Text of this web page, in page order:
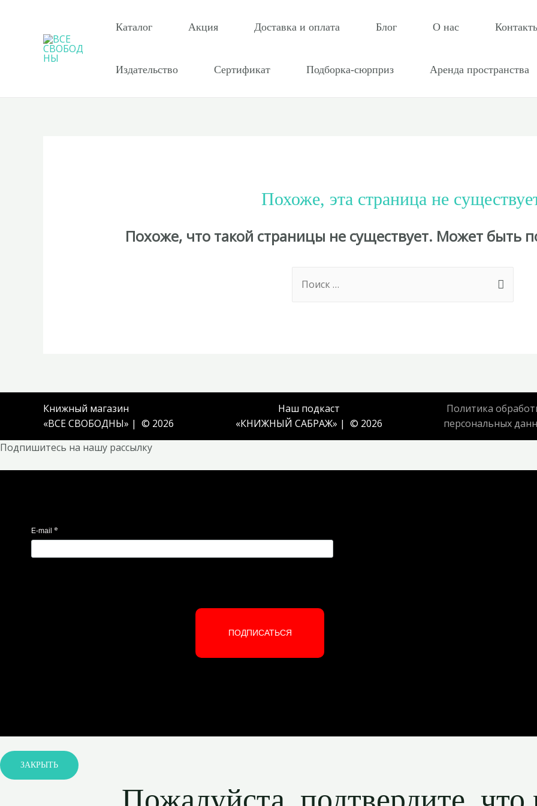
содержимому
Каталог Акция Доставка и оплата Блог О нас
Издательство Сертификат Подборка-сюрприз Аренда пространства
Похоже, эта страница не
Похоже, что такой страницы не существует. Может быть
for:
Книжный магазин
«ВСЕ СВОБОДНЫ» | © 2026
Наш подкаст
«КНИЖНЫЙ САБРАЖ» | © 2026
Политика
персональных
Подпишитесь на нашу рассылку
E-mail *
ПОДПИСАТЬСЯ
ЗАКРЫТЬ